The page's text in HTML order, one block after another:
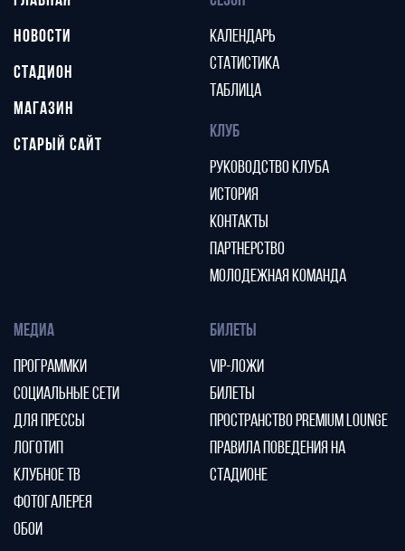
НОВОСТИ
СТАДИОН
МАГАЗИН
СТАРЫЙ САЙТ
КАЛЕНДАРЬ
СТАТИСТИКА
ТАБЛИЦА
КЛУБ
РУКОВОДСТВО КЛУБА
ИСТОРИЯ
КОНТАКТЫ
ПАРТНЕРСТВО
МОЛОДЕЖНАЯ КОМАНДА
МЕДИА
ПРОГРАММКИ
СОЦИАЛЬНЫЕ СЕТИ
ДЛЯ ПРЕССЫ
ЛОГОТИП
КЛУБНОЕ ТВ
ФОТОГАЛЕРЕЯ
ОБОИ
БИЛЕТЫ
VIP-ЛОЖИ
БИЛЕТЫ
ПРОСТРАНСТВО PREMIUM LOUNGE
ПРАВИЛА ПОВЕДЕНИЯ НА
СТАДИОНЕ